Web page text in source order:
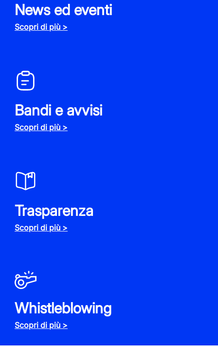
News ed eventi
Scopri di più >
Bandi e avvisi
Scopri di più >
Trasparenza
Scopri di più >
Whistleblowing
Scopri di più >